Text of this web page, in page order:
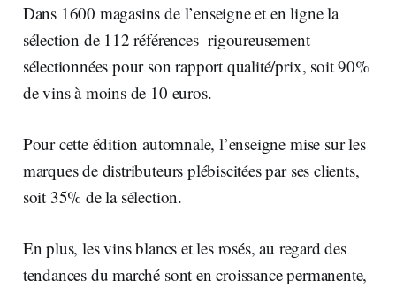
Dans 1600 magasins de l’enseigne et en ligne la
sélection de 112 références rigoureusement
sélectionnées pour son rapport qualité/prix, soit 90%
de vins à moins de 10 euros.
Pour cette édition automnale, l’enseigne mise sur les
marques de distributeurs plébiscitées par ses clients,
soit 35% de la sélection.
En plus, les vins blancs et les rosés, au regard des
tendances du marché sont en croissance permanente,